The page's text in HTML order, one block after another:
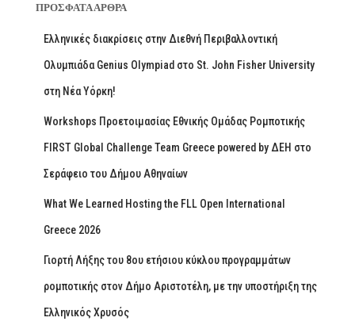
ΠΡΌΣΦΑΤΑ ΆΡΘΡΑ
Ελληνικές διακρίσεις στην Διεθνή Περιβαλλοντική
Ολυμπιάδα Genius Olympiad στο St. John Fisher University
στη Νέα Υόρκη!
Workshops Προετοιμασίας Εθνικής Ομάδας Ρομποτικής
FIRST Global Challenge Team Greece powered by ΔΕΗ στο
Σεράφειο του Δήμου Αθηναίων
What We Learned Hosting the FLL Open International
Greece 2026
Γιορτή Λήξης του 8ου ετήσιου κύκλου προγραμμάτων
ρομποτικής στον Δήμο Αριστοτέλη, με την υποστήριξη της
Ελληνικός Χρυσός